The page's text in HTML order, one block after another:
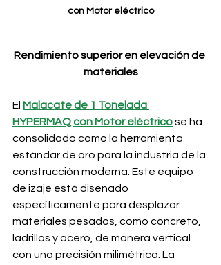
con Motor eléctrico
Rendimiento superior en elevación de
materiales
El Malacate de 1 Tonelada
HYPERMAQ con Motor eléctrico se ha
consolidado como la herramienta
estándar de oro para la industria de la
construcción moderna. Este equipo
de izaje está diseñado
específicamente para desplazar
materiales pesados, como concreto,
ladrillos y acero, de manera vertical
con una precisión milimétrica. La